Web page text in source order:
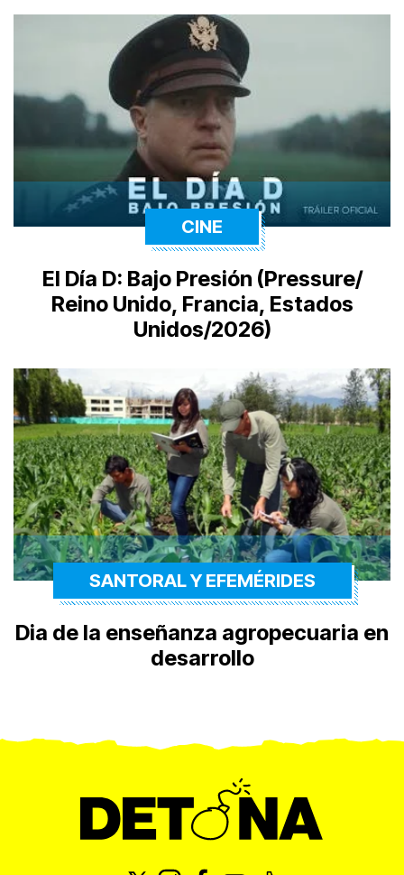
CINE
El Día D: Bajo Presión (Pressure/
Reino Unido, Francia, Estados
Unidos/2026)
SANTORAL Y EFEMÉRIDES
Dia de la enseñanza agropecuaria en
desarrollo